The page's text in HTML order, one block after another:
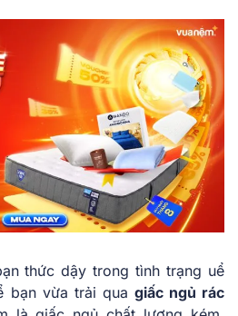
thức dậy trong tình trạng uể
bạn vừa trải qua giấc ngủ rác